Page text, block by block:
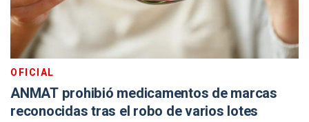
OFICIAL
ANMAT prohibió medicamentos de marcas
reconocidas tras el robo de varios lotes